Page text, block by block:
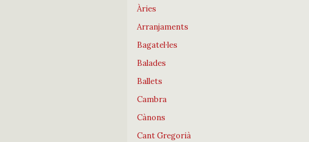
Àries
Arranjaments
Bagatel·les
Balades
Ballets
Cambra
Cànons
Cant Gregorià